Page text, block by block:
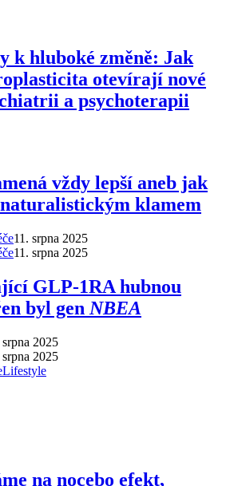
k hluboké změně: Jak
otevírají nové
a psychoterapii
vždy lepší aneb jak
klamem
11. srpna 2025
11. srpna 2025
GLP-1RA hubnou
byl gen NBEA
srpna 2025
srpna 2025
Lifestyle
na nocebo efekt,